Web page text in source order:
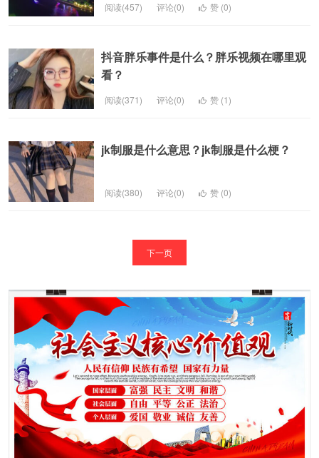
阅读(457) 评论(0) 赞 (0)
抖音胖乐事件是什么？胖乐视频在哪里观
看？
阅读(371) 评论(0) 赞 (1)
jk制服是什么意思？jk制服是什么梗？
阅读(380) 评论(0) 赞 (0)
下一页